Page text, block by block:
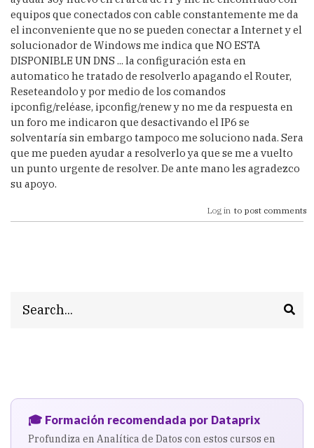
equipos que conectados con cable constantemente me da
el inconveniente que no se pueden conectar a Internet y el
solucionador de Windows me indica que NO ESTA
DISPONIBLE UN DNS ... la configuración esta en
automatico he tratado de resolverlo apagando el Router,
Reseteandolo y por medio de los comandos
ipconfig/reléase, ipconfig/renew y no me da respuesta en
un foro me indicaron que desactivando el IP6 se
solventaría sin embargo tampoco me soluciono nada. Sera
que me pueden ayudar a resolverlo ya que se me a vuelto
un punto urgente de resolver. De ante mano les agradezco
su apoyo.
Log in to post comments
🎓 Formación recomendada por Dataprix
Profundiza en Analítica de Datos con estos cursos en